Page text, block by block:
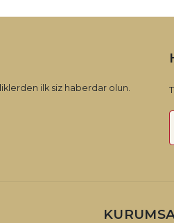
ilk siz haberdar olun.